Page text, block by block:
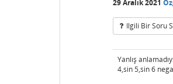
29 Aralık 2021
Ilgili Bir Soru
Yanlış
4,sin 5,sin 6